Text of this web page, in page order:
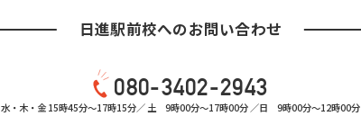
日進駅前校へのお問い合わせ
080-3402-2943
水・木・金 15時45分～17時15分／ 土 9時00分～17時00分 ／日 9時00分～12時00分